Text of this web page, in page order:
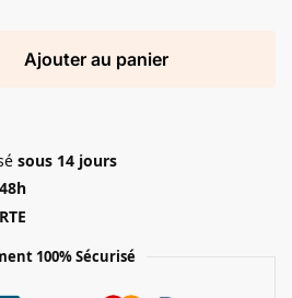
Ajouter au panier
sous 14 jours
100% Sécurisé